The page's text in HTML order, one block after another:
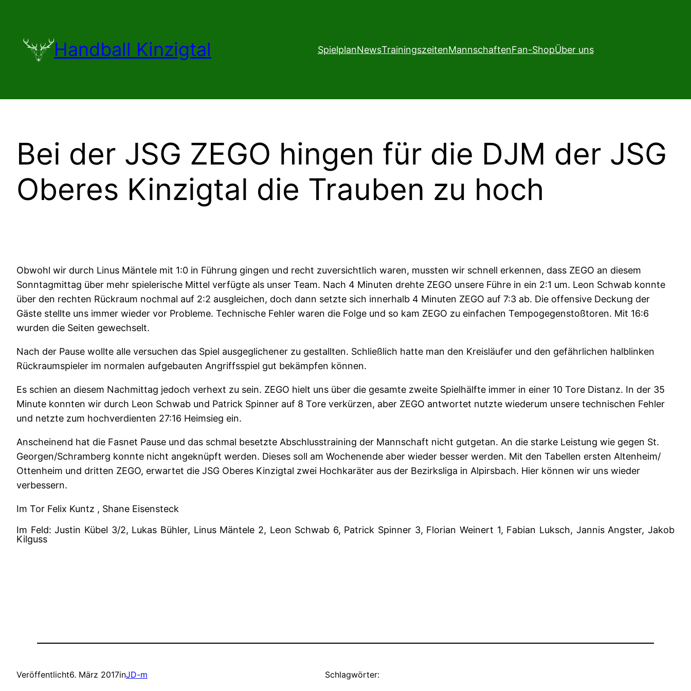
Handball Kinzigtal SpielplanNewsTrainingszeitenMannschaftenFan-ShopÜber uns
Bei der JSG ZEGO hingen für die DJM der JSG
Oberes Kinzigtal die Trauben zu hoch
Obwohl wir durch Linus Mäntele mit 1:0 in Führung gingen und recht zuversichtlich waren, mussten wir schnell erkennen, dass ZEGO an diesem
Sonntagmittag über mehr spielerische Mittel verfügte als unser Team. Nach 4 Minuten drehte ZEGO unsere Führe in ein 2:1 um. Leon Schwab konnte
über den rechten Rückraum nochmal auf 2:2 ausgleichen, doch dann setzte sich innerhalb 4 Minuten ZEGO auf 7:3 ab. Die offensive Deckung der
Gäste stellte uns immer wieder vor Probleme. Technische Fehler waren die Folge und so kam ZEGO zu einfachen Tempogegenstoßtoren. Mit 16:6
wurden die Seiten gewechselt.
Nach der Pause wollte alle versuchen das Spiel ausgeglichener zu gestallten. Schließlich hatte man den Kreisläufer und den gefährlichen halblinken
Rückraumspieler im normalen aufgebauten Angriffsspiel gut bekämpfen können.
Es schien an diesem Nachmittag jedoch verhext zu sein. ZEGO hielt uns über die gesamte zweite Spielhälfte immer in einer 10 Tore Distanz. In der 35
Minute konnten wir durch Leon Schwab und Patrick Spinner auf 8 Tore verkürzen, aber ZEGO antwortet nutzte wiederum unsere technischen Fehler
und netzte zum hochverdienten 27:16 Heimsieg ein.
Anscheinend hat die Fasnet Pause und das schmal besetzte Abschlusstraining der Mannschaft nicht gutgetan. An die starke Leistung wie gegen St.
Georgen/Schramberg konnte nicht angeknüpft werden. Dieses soll am Wochenende aber wieder besser werden. Mit den Tabellen ersten Altenheim/
Ottenheim und dritten ZEGO, erwartet die JSG Oberes Kinzigtal zwei Hochkaräter aus der Bezirksliga in Alpirsbach. Hier können wir uns wieder
verbessern.
Im Tor Felix Kuntz , Shane Eisensteck
Im Feld: Justin Kübel 3/2, Lukas Bühler, Linus Mäntele 2, Leon Schwab 6, Patrick Spinner 3, Florian Weinert 1, Fabian Luksch, Jannis Angster, Jakob
Kilguss
Veröffentlicht6. März 2017inJD-m Schlagwörter: